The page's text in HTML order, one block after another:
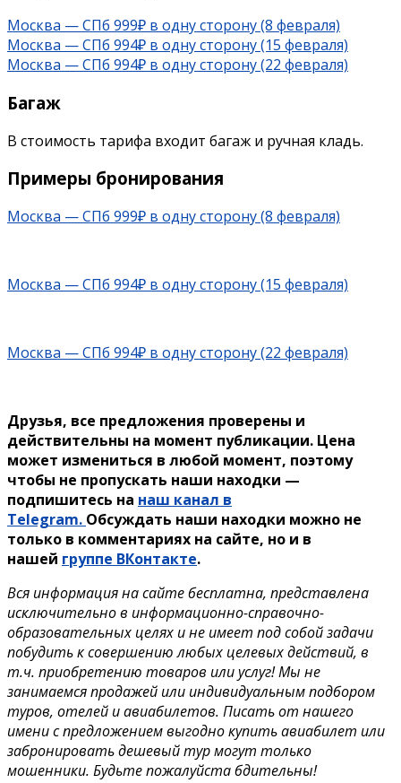
Москва — СПб 999₽ в одну сторону (8 февраля)
Москва — СПб 994₽ в одну сторону (15 февраля)
Москва — СПб 994₽ в одну сторону (22 февраля)
Багаж
В стоимость тарифа входит багаж и ручная кладь.
Примеры бронирования
Москва — СПб 999₽ в одну сторону (8 февраля)
Москва — СПб 994₽ в одну сторону (15 февраля)
Москва — СПб 994₽ в одну сторону (22 февраля)
Друзья, все предложения проверены и
действительны на момент публикации. Цена
может измениться в любой момент, поэтому
чтобы не пропускать наши находки —
подпишитесь на наш канал в
Telegram. Обсуждать наши находки можно не
только в комментариях на сайте, но и в
нашей группе ВКонтакте.
Вся информация на сайте бесплатна, представлена
исключительно в информационно-справочно-
образовательных целях и не имеет под собой задачи
побудить к совершению любых целевых действий, в
т.ч. приобретению товаров или услуг! Мы не
занимаемся продажей или индивидуальным подбором
туров, отелей и авиабилетов. Писать от нашего
имени с предложением выгодно купить авиабилет или
забронировать дешевый тур могут только
мошенники. Будьте пожалуйста бдительны!